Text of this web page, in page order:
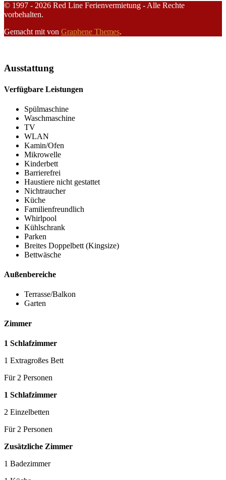
© 1997 - 2026 Red Line Ferienvermietung - Alle Rechte
vorbehalten.
Gemacht mit von Graphene Themes.
Ausstattung
Verfügbare Leistungen
Spülmaschine
Waschmaschine
TV
WLAN
Kamin/Ofen
Mikrowelle
Kinderbett
Barrierefrei
Haustiere nicht gestattet
Nichtraucher
Küche
Familienfreundlich
Whirlpool
Kühlschrank
Parken
Breites Doppelbett (Kingsize)
Bettwäsche
Außenbereiche
Terrasse/Balkon
Garten
Zimmer
1 Schlafzimmer
1 Extragroßes Bett
Für 2 Personen
1 Schlafzimmer
2 Einzelbetten
Für 2 Personen
Zusätzliche Zimmer
1 Badezimmer